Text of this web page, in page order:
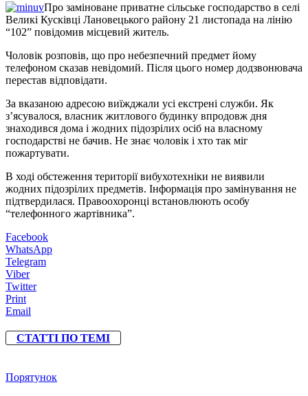
Про заміноване приватне сільське господарство в селі
Великі Кусківці Лановецького району 21 листопада на лінію
“102” повідомив місцевий житель.
Чоловік розповів, що про небезпечний предмет йому
телефоном сказав невідомий. Після цього номер додзвонювача
перестав відповідати.
За вказаною адресою виїжджали усі екстрені служби. Як
з’ясувалося, власник житлового будинку впродовж дня
знаходився дома і жодних підозрілих осіб на власному
господарстві не бачив. Не знає чоловік і хто так міг
пожартувати.
В ході обстеження території вибухотехніки не виявили
жодних підозрілих предметів. Інформація про замінування не
підтвердилася. Правоохоронці встановлюють особу
“телефонного жартівника”.
Facebook
WhatsApp
Telegram
Viber
Twitter
Print
Email
СТАТТІ ПО ТЕМІ
Порятунок